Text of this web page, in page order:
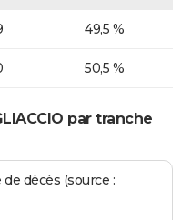
49,5 %
50,5 %
par tranche
décès (source :